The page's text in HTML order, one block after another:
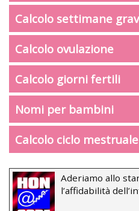
Calcolo settimane
Calcolo ovulazione
Calcolo giorni fertili
Nomi per bambini
Calcolo ciclo mestruale
Aderiamo allo
l’affidabilità